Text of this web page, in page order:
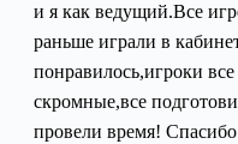
и я как ведущий.Все
раньше играли в
понравилось,игроки
скромные,все
провели время!